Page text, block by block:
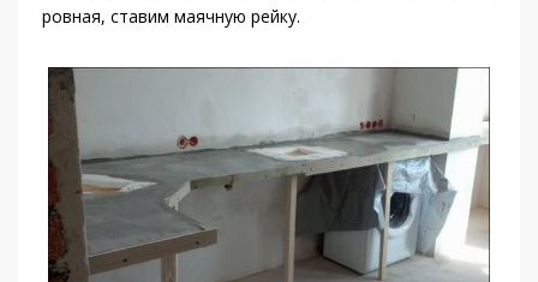
ровная, ставим маячную рейку.